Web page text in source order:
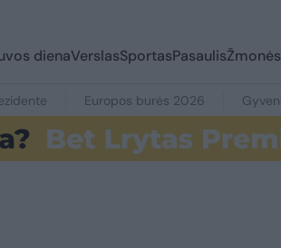
dienaVerslasSportasPasaulisŽmonės
Europos burės 2026